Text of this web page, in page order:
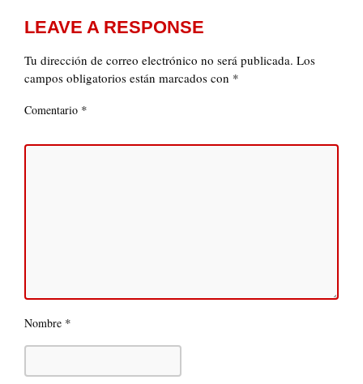
LEAVE A RESPONSE
Tu dirección de correo electrónico no será publicada. Los
campos obligatorios están marcados con *
Comentario *
Nombre *